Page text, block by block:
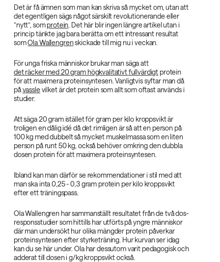
Det är få ämnen som man kan skriva så mycket om, utan att
det egentligen sägs något särskilt revolutionerande eller
”nytt”, somprotein . Det här blir ingen längre artikel utan i
princip tänkte jag bara berätta om ett intressant resultat
somOla Wallengrenskickade till mig nu i veckan.
För unga friska människor brukar man säga att
det räcker med 20 gram högkvalitativt fullvärdigt protein
för att maximera proteinsyntesen. Vanligtvis syftar man då
påvasslevilket är det protein som allt som oftast används i
studier.
Att säga 20 gram istället för gram per kilo kroppsvikt är
troligen en dålig idé då det rimligen är så att en person på
100 kg med dubbelt så mycket muskelmassa som en liten
person på runt 50 kg, också behöver omkring den dubbla
dosen protein för att maximera proteinsyntesen.
Ibland kan man därför se rekommendationer i stil med att
man ska inta 0,25 - 0,3 gram protein per kilo kroppsvikt
efter ett träningspass.
Ola Wallengren har sammanställt resultatet från de två dos-
responsstudier som hittills har utförts på yngre människor
där man undersökt hur olika mängder protein påverkar
proteinsyntesen efter styrketräning. Hur kurvan ser idag
kan du se här under. Ola har dessutom varit pedagogisk och
adderat till dosen i g/kg kroppsvikt också.